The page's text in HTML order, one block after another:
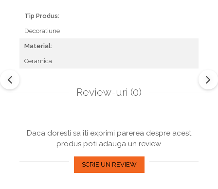
Tip Produs:
Decoratiune
Material:
Ceramica
Review-uri (0)
Daca doresti sa iti exprimi parerea despre acest
produs poti adauga un review.
SCRIE UN REVIEW